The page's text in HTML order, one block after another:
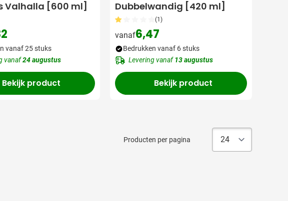
Valhalla [600 ml]
vanaf 25 stuks
vanaf24 augustus
Bekijk product
Dubbelwandig [420 ml]
(1)
vanaf6,47
Bedrukken vanaf 6 stuks
Levering vanaf13 augustus
Bekijk product
Producten per pagina